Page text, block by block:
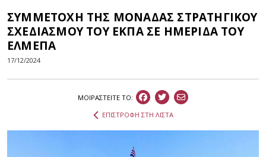
ΣΥΜΜΕΤΟΧΗ ΤΗΣ ΜΟΝΑΔΑΣ ΣΤΡΑΤΗΓΙΚΟΥ
ΣΧΕΔΙΑΣΜΟΥ ΤΟΥ ΕΚΠΑ ΣΕ ΗΜΕΡΙΔΑ ΤΟΥ
ΕΛΜΕΠΑ
17/12/2024
ΜΟΙΡΑΣΤEIΤΕ ΤΟ:
ΕΠΙΣΤΡΟΦΗ ΣΤΗ ΛΙΣΤΑ